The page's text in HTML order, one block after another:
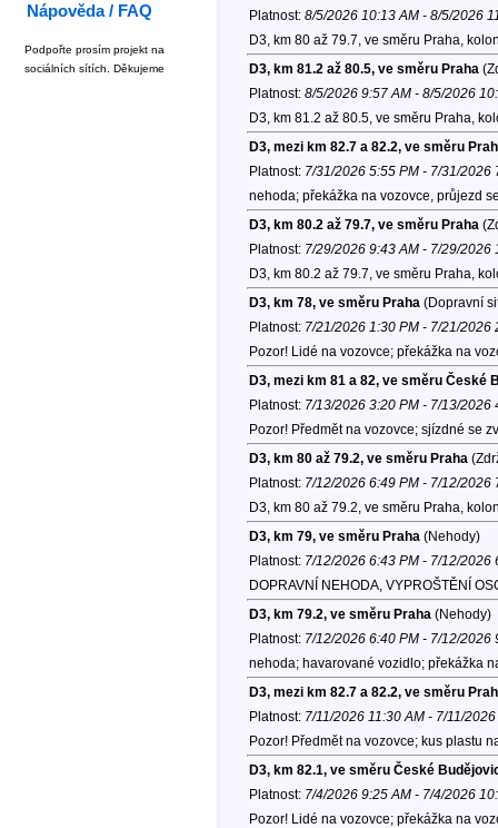
Platnost: 8/5/2026 10:13 AM - 8/5/2026
D3, km 80 až 79.7, ve směru Praha,
D3, km 81.2 až 80.5, ve směru Praha
Platnost: 8/5/2026 9:57 AM - 8/5/2026
D3, km 81.2 až 80.5, ve směru Praha,
D3, mezi km 82.7 a 82.2, ve směru
Platnost: 7/31/2026 5:55 PM - 7/31/2026
nehoda; překážka na vozovce, průjezd
D3, km 80.2 až 79.7, ve směru Praha
Platnost: 7/29/2026 9:43 AM - 7/29/2026
D3, km 80.2 až 79.7, ve směru Praha,
D3, km 78, ve směru Praha (Dopravní
Platnost: 7/21/2026 1:30 PM - 7/21/2026
Pozor! Lidé na vozovce; překážka na
D3, mezi km 81 a 82, ve směru České
Platnost: 7/13/2026 3:20 PM - 7/13/2026
Pozor! Předmět na vozovce; sjízdné se
D3, km 80 až 79.2, ve směru Praha
Platnost: 7/12/2026 6:49 PM - 7/12/2026
D3, km 80 až 79.2, ve směru Praha,
D3, km 79, ve směru Praha (Nehody)
Platnost: 7/12/2026 6:43 PM - 7/12/2026
DOPRAVNÍ NEHODA, VYPROŠTĚNÍ
D3, km 79.2, ve směru Praha (Nehody)
Platnost: 7/12/2026 6:40 PM - 7/12/2026
nehoda; havarované vozidlo; překážka
D3, mezi km 82.7 a 82.2, ve směru
Platnost: 7/11/2026 11:30 AM - 7/11/
Pozor! Předmět na vozovce; kus plastu
D3, km 82.1, ve směru České
Platnost: 7/4/2026 9:25 AM - 7/4/2026
Pozor! Lidé na vozovce; překážka na
Nápověda / FAQ
Podpořte prosím projekt na
sociálních sítích. Děkujeme